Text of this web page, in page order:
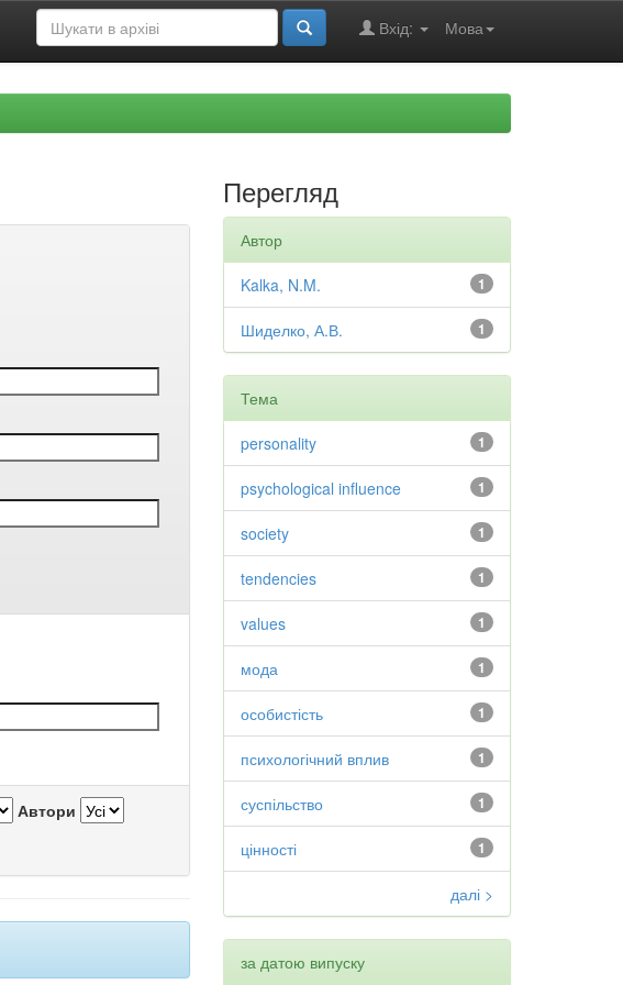
Мова
Вхід:
Автори
Перегляд
Автор
1
Kalka, N.M.
1
Шиделко, А.В.
Тема
1
personality
1
psychological influence
1
society
1
tendencies
1
values
1
мода
1
особистість
1
психологічний вплив
1
суспільство
1
цінності
далі >
за датою випуску